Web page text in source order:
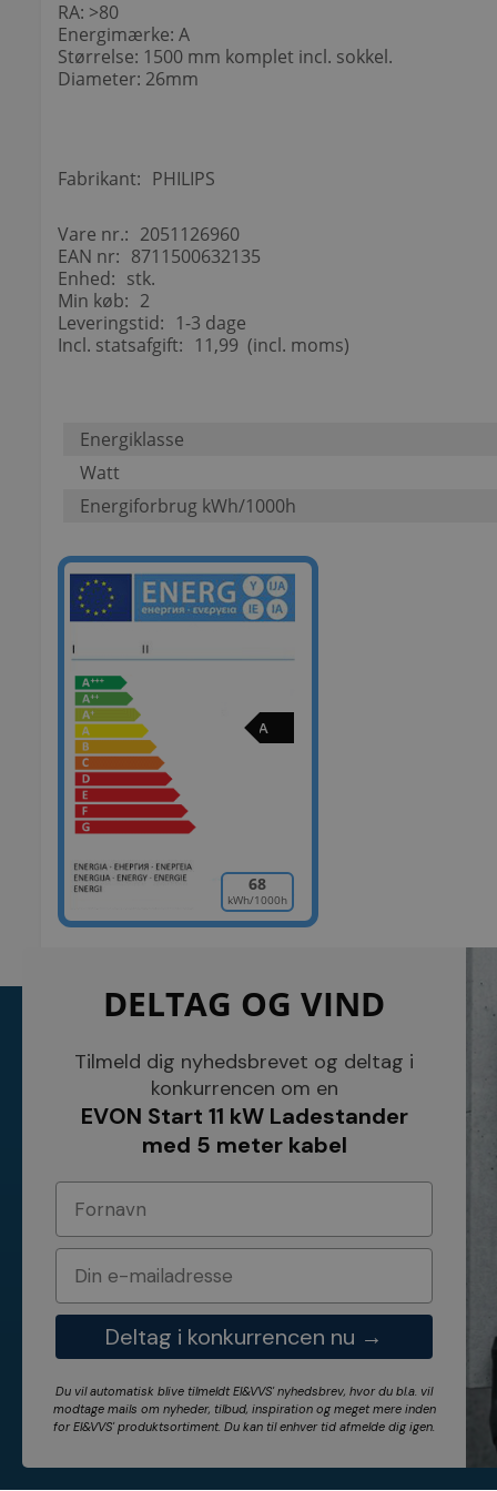
RA: >80
Energimærke: A
Størrelse: 1500 mm komplet incl. sokkel.
Diameter: 26mm
Fabrikant: PHILIPS
Vare nr.: 2051126960
EAN nr: 8711500632135
Enhed: stk.
Min køb: 2
Leveringstid: 1-3 dage
Incl. statsafgift: 11,99 (incl. moms)
Energiklasse
Watt
Energiforbrug kWh/1000h
A
68
kWh/1000h
KONTAKT
NETSALG EL & VVS APS
Søndergårdsvej 44
Danmark
Cvr nr. 26117275
Blog
Åbningstider
Hvem er vi ?
DELTAG OG VIND
Tilmeld dig nyhedsbrevet og deltag i
konkurrencen om en
EVON Start 11 kW Ladestander
med 5 meter kabel
Deltag i konkurrencen nu →
Du vil automatisk blive tilmeldt El&VVS' nyhedsbrev, hvor du bl.a. vil
modtage mails om nyheder, tilbud, inspiration og meget mere inden
for El&VVS' produktsortiment. Du kan til enhver tid afmelde dig igen.